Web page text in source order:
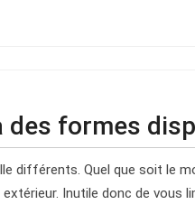
des formes
différents. Quel que soit
Inutile donc de